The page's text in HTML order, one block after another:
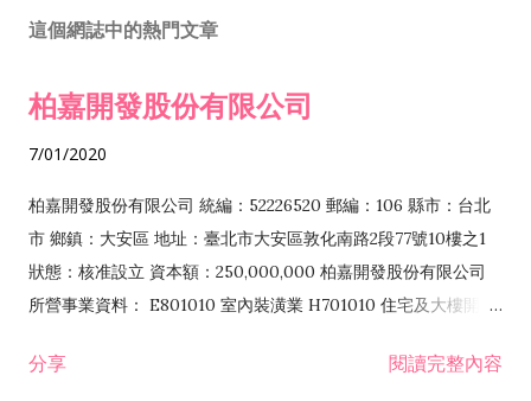
這個網誌中的熱門文章
柏嘉開發股份有限公司
7/01/2020
柏嘉開發股份有限公司 統編：52226520 郵編：106 縣市：台北
市 鄉鎮：大安區 地址：臺北市大安區敦化南路2段77號10樓之1
狀態：核准設立 資本額：250,000,000 柏嘉開發股份有限公司
所營事業資料： E801010 室內裝潢業 H701010 住宅及大樓開發
發業 H703090 不動產買賣業 H703100 不動產租賃業 I503010
分享 閱讀完整內容